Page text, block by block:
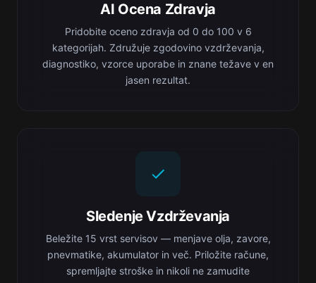
AI Ocena Zdravja
Pridobite oceno zdravja od 0 do 100 v 6
kategorijah. Združuje zgodovino vzdrževanja,
diagnostiko, vzorce uporabe in znane težave v en
jasen rezultat.
Sledenje Vzdrževanja
Beležite 15 vrst servisov — menjave olja, zavore,
pnevmatike, akumulator in več. Priložite račune,
spremljajte stroške in nikoli ne zamudite